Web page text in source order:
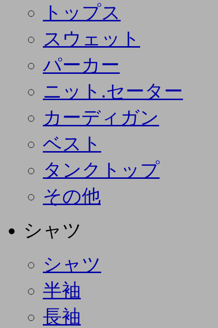
トップス
スウェット
パーカー
ニット.セーター
カーディガン
ベスト
タンクトップ
その他
シャツ
シャツ
半袖
長袖